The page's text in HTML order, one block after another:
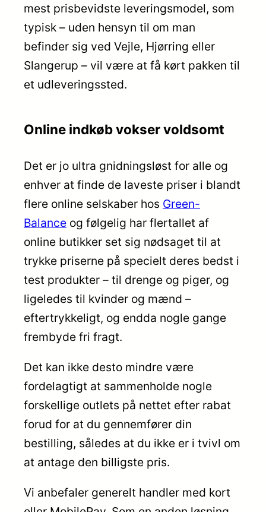
mest prisbevidste leveringsmodel, som
typisk – uden hensyn til om man
befinder sig ved Vejle, Hjørring eller
Slangerup – vil være at få kørt pakken til
et udleveringssted.
Online indkøb vokser voldsomt
Det er jo ultra gnidningsløst for alle og
enhver at finde de laveste priser i blandt
flere online selskaber hos Green-
Balance og følgelig har flertallet af
online butikker set sig nødsaget til at
trykke priserne på specielt deres bedst i
test produkter – til drenge og piger, og
ligeledes til kvinder og mænd –
eftertrykkeligt, og endda nogle gange
frembyde fri fragt.
Det kan ikke desto mindre være
fordelagtigt at sammenholde nogle
forskellige outlets på nettet efter rabat
forud for at du gennemfører din
bestilling, således at du ikke er i tvivl om
at antage den billigste pris.
Vi anbefaler generelt handler med kort